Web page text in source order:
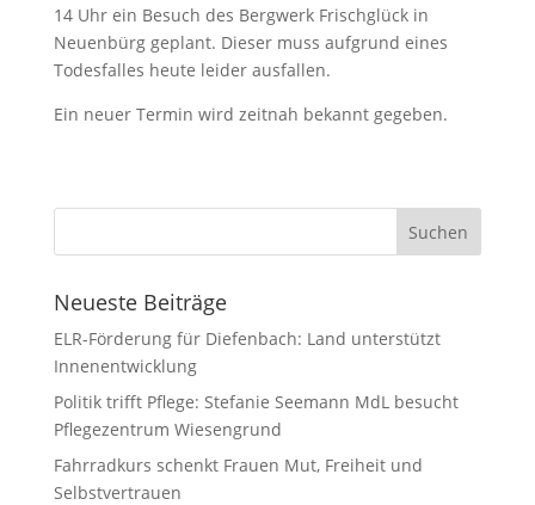
14 Uhr ein Besuch des Bergwerk Frischglück in
Neuenbürg geplant. Dieser muss aufgrund eines
Todesfalles heute leider ausfallen.
Ein neuer Termin wird zeitnah bekannt gegeben.
Neueste Beiträge
ELR-Förderung für Diefenbach: Land unterstützt
Innenentwicklung
Politik trifft Pflege: Stefanie Seemann MdL besucht
Pflegezentrum Wiesengrund
Fahrradkurs schenkt Frauen Mut, Freiheit und
Selbstvertrauen